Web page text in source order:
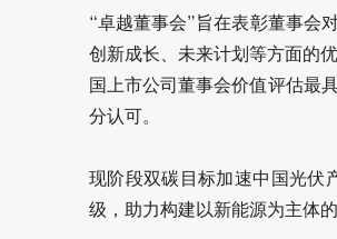
“卓越董事会”旨在表彰董事会
创新成长、未来计划等方面的
国上市公司董事会价值评估最
分认可。
现阶段双碳目标加速中国光伏
级，助力构建以新能源为主体